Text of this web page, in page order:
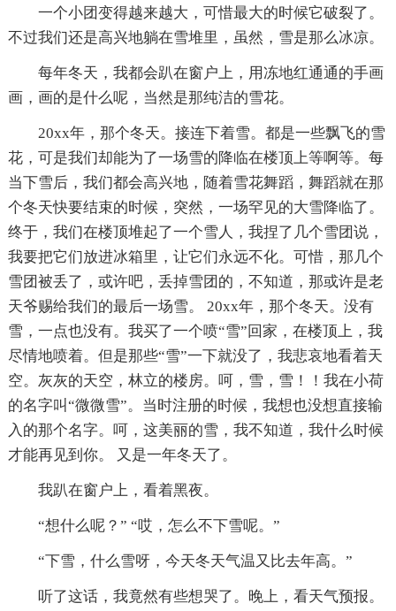
一个小团变得越来越大，可惜最大的时候它破裂了。
不过我们还是高兴地躺在雪堆里，虽然，雪是那么冰凉。
每年冬天，我都会趴在窗户上，用冻地红通通的手画
画，画的是什么呢，当然是那纯洁的雪花。
20xx年，那个冬天。接连下着雪。都是一些飘飞的雪
花，可是我们却能为了一场雪的降临在楼顶上等啊等。每
当下雪后，我们都会高兴地，随着雪花舞蹈，舞蹈就在那
个冬天快要结束的时候，突然，一场罕见的大雪降临了。
终于，我们在楼顶堆起了一个雪人，我捏了几个雪团说，
我要把它们放进冰箱里，让它们永远不化。可惜，那几个
雪团被丢了，或许吧，丢掉雪团的，不知道，那或许是老
天爷赐给我们的最后一场雪。 20xx年，那个冬天。没有
雪，一点也没有。我买了一个喷“雪”回家，在楼顶上，我
尽情地喷着。但是那些“雪”一下就没了，我悲哀地看着天
空。灰灰的天空，林立的楼房。呵，雪，雪！！我在小荷
的名字叫“微微雪”。当时注册的时候，我想也没想直接输
入的那个名字。呵，这美丽的雪，我不知道，我什么时候
才能再见到你。 又是一年冬天了。
我趴在窗户上，看着黑夜。
“想什么呢？” “哎，怎么不下雪呢。”
“下雪，什么雪呀，今天冬天气温又比去年高。”
听了这话，我竟然有些想哭了。晚上，看天气预报。